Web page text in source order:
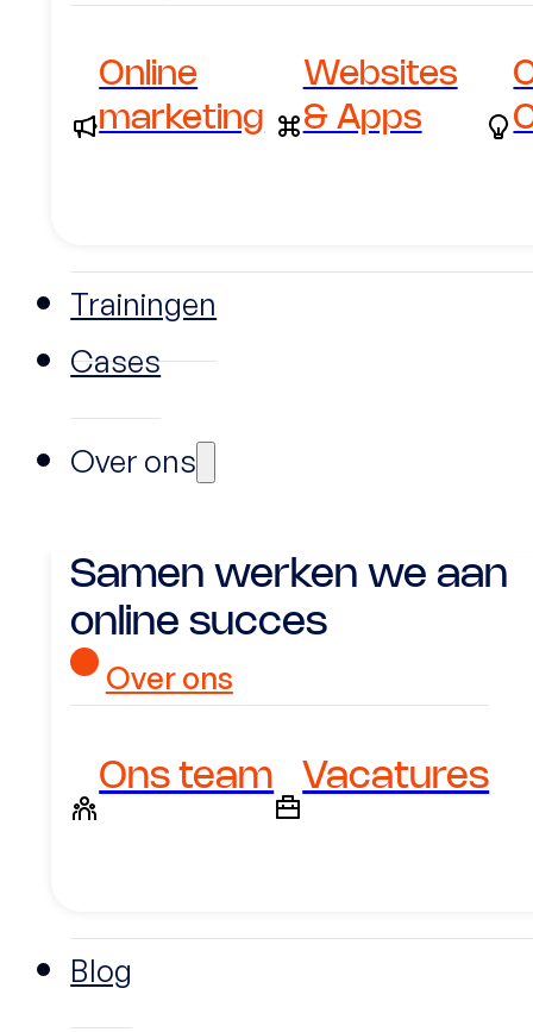
Online
marketing
Websites
& Apps
Trainingen
Cases
Over ons
Samen werken we aan
online succes
Over ons
Ons team Vacatures
Blog